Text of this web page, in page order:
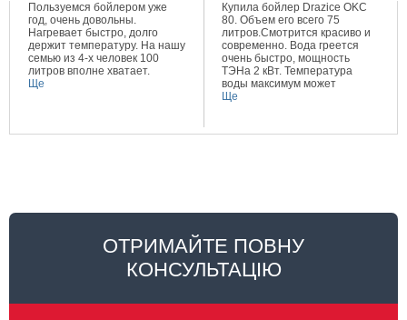
Пользуемся бойлером уже
год, очень довольны.
Нагревает быстро, долго
держит температуру. На нашу
семью из 4-х человек 100
литров вполне хватает.
Ще
Купила бойлер Drazice OKC
80. Объем его всего 75
литров.Смотрится красиво и
современно. Вода греется
очень быстро, мощность
ТЭНа 2 кВт. Температура
воды максимум может
составлять 80 градусов.
Ще
ОТРИМАЙТЕ ПОВНУ
КОНСУЛЬТАЦІЮ